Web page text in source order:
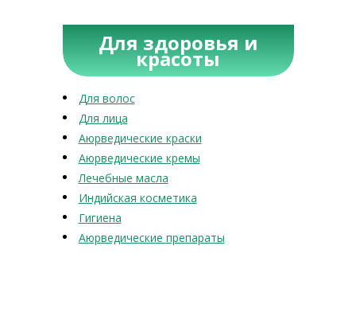
Для здоровья и
красоты
Для волос
Для лица
Аюрведические краски
Аюрведические кремы
Лечебные масла
Индийская косметика
Гигиена
Аюрведические препараты